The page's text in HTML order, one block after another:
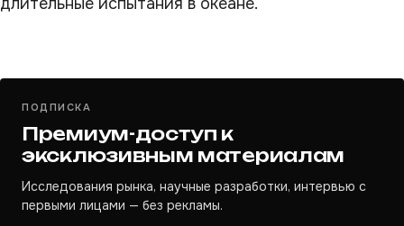
ПОДПИСКА
Премиум-доступ к
эксклюзивным материалам
Исследования рынка, научные разработки, интервью с
первыми лицами — без рекламы.